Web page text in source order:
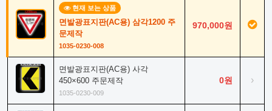
현재 보는 상품
면발광표지판(AC용) 삼각1200 주
문제작
1035-0230-008
970,000원
면발광표지판(AC용) 사각
450×600 주문제작
1035-0230-009
0원 ›